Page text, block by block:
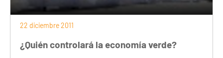
22 diciembre 2011
¿Quién controlará la economía verde?